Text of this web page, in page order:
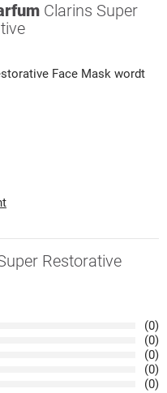
Clarins Super
Face Mask wordt
Restorative
(0)
(0)
(0)
(0)
(0)